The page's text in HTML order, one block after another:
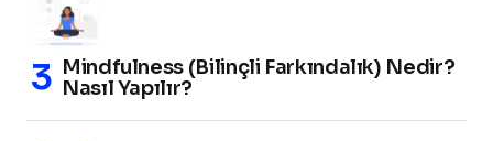
Mindfulness (Bilinçli Farkındalık) Nedir?
Nasıl Yapılır?